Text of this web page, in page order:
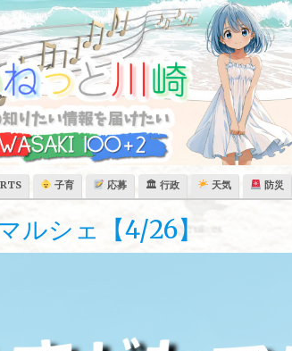
子育 応募 🏛 行政 天気 防災
ルシェ【4/26】